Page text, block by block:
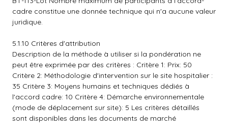
cadre constitue une donnée technique qui n'a aucune valeur
juridique.
5.1.10 Critères d'attribution
Description de la méthode à utiliser si la pondération ne
peut être exprimée par des critères : Critère 1: Prix: 50
Critère 2: Méthodologie d'intervention sur le site hospitalier :
35 Critère 3: Moyens humains et techniques dédiés à
l'accord cadre: 10 Critère 4: Démarche environnementale
(mode de déplacement sur site): 5 Les critères détaillés
sont disponibles dans les documents de marché